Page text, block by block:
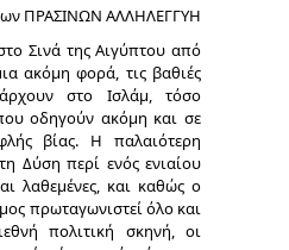
ΠΡΑΣΙΝΩΝ ΑΛΛΗΛΕΓΓΥΗ
Σινά της Αιγύπτου από
ακόμη φορά, τις βαθιές
στο Ισλάμ, τόσο
οδηγούν ακόμη και σε
βίας. Η παλαιότερη
Δύση περί ενός ενιαίου
λαθεμένες, και καθώς ο
πρωταγωνιστεί όλο και
πολιτική σκηνή, οι